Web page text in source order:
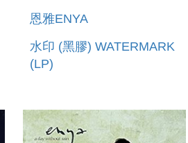
恩雅ENYA
水印 (黑膠) WATERMARK
(LP)